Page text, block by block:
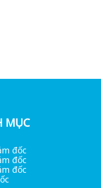
MỤC
đốc
đốc
đốc